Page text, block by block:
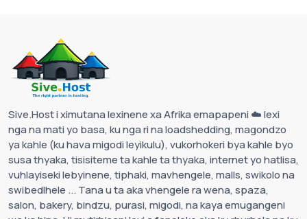
Sive.Host i ximutana lexinene xa Afrika emapapeni ☁️ lexi
nga na mati yo basa, ku nga ri na loadshedding, magondzo
ya kahle (ku hava migodi leyikulu), vukorhokeri bya kahle byo
susa thyaka, tisisiteme ta kahle ta thyaka, internet yo hatlisa,
vuhlayiseki lebyinene, tiphaki, mavhengele, malls, swikolo na
swibedlhele ... Tana u ta aka vhengele ra wena, spaza,
salon, bakery, bindzu, purasi, migodi, na kaya emugangeni